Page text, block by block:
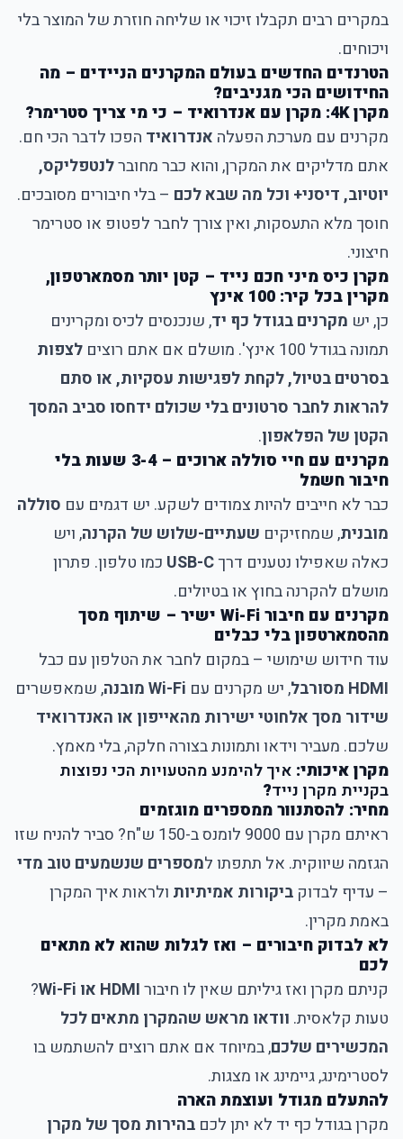
במקרים רבים תקבלו זיכוי או שליחה חוזרת של המוצר בלי
ויכוחים.
הטרנדים החדשים בעולם המקרנים הניידים – מה
החידושים הכי מגניבים?
מקרן 4K: מקרן עם אנדרואיד – כי מי צריך סטרימר?
מקרנים עם מערכת הפעלה אנדרואיד הפכו לדבר הכי חם.
אתם מדליקים את המקרן, והוא כבר מחוברלנטפליקס,
יוטיוב, דיסני+ וכל מה שבא לכם – בלי חיבורים מסובכים.
חוסך מלא התעסקות, ואין צורך לחבר לפטופ או סטרימר
חיצוני.
מקרן כיס מיני חכם נייד – קטן יותר מסמארטפון,
מקרין בכל קיר: 100 אינץ
כן, יש מקרנים בגודל כף יד, שנכנסים לכיס ומקרינים
תמונה בגודל 100 אינץ'. מושלם אם אתם רוצים
לצפות
בסרטים בטיול, לקחת לפגישות עסקיות, או סתם
להראות לחבר סרטונים בלי שכולם ידחסו סביב המסך
הקטן של הפלאפון.
מקרנים עם חיי סוללה ארוכים – 3-4 שעות בלי
חיבור חשמל
כבר לא חייבים להיות צמודים לשקע. יש דגמים עם סוללה
מובנית, שמחזיקים שעתיים-שלוש של הקרנה, ויש
כאלה שאפילו נטענים דרךUSB-C כמו טלפון. פתרון
מושלם להקרנה בחוץ או בטיולים.
מקרנים עם חיבור Wi-Fi ישיר – שיתוף מסך
מהסמארטפון בלי כבלים
עוד חידוש שימושי – במקום לחבר את הטלפון עם כבל
HDMI מסורבל
, יש מקרנים עם Wi-Fi מובנה
, שמאפשרים
שידור מסך אלחוטי ישירות מהאייפון או האנדרואיד
שלכם. מעביר וידאו ותמונות בצורה חלקה, בלי מאמץ.
מקרן איכותי: איך להימנע מהטעויות הכי נפוצות
בקניית מקרן נייד?
מחיר: להסתנוור ממספרים מוגזמים
ראיתם מקרן עם 9000 לומנס ב-150 ש"ח? סביר להניח שזו
הגזמה שיווקית. אל תתפתו למספרים שנשמעים טוב מדי
– עדיף לבדוקביקורות אמיתיות ולראות איך המקרן
באמת מקרין.
לא לבדוק חיבורים – ואז לגלות שהוא לא מתאים
לכם
קניתם מקרן ואז גיליתם שאין לו חיבורHDMI או Wi-Fi
?
טעות קלאסית. וודאו מראש שהמקרן מתאים לכל
המכשירים שלכם, במיוחד אם אתם רוצים להשתמש בו
לסטרימינג, גיימינג או מצגות.
להתעלם מגודל ועוצמת הארה
מקרן בגודל כף יד לא יתן לכם בהירות מסך של מקרן